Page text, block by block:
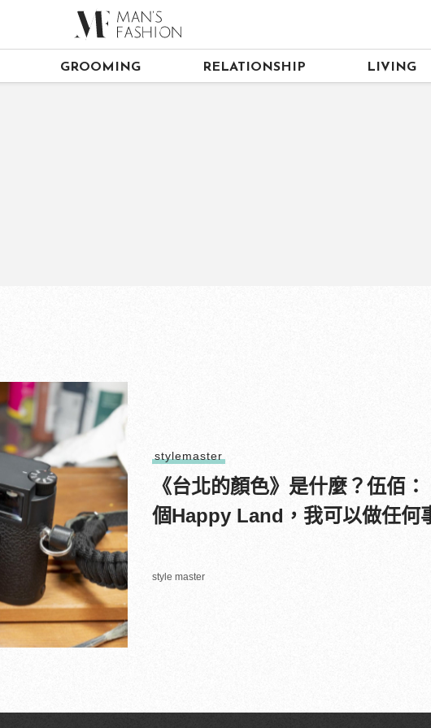
GROOMING RELATIONSHIP LIVING
stylemaster
《台北的顏色》是什麼？伍佰
個Happy Land，我可以做任何
style master